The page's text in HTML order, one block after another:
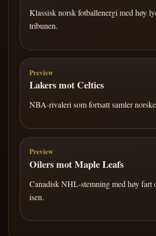
Klassisk norsk fotballenergi med høy
tribunen.
Preview
Lakers mot Celtics
NBA-rivaleri som fortsatt samler
Preview
Oilers mot Maple Leafs
Canadisk NHL-stemning med høy fart
isen.